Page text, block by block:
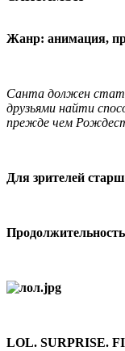
Жанр: анимация,
Санта должен
друзьями найти
прежде чем
Для зрителей
LOL. SURPRISE.